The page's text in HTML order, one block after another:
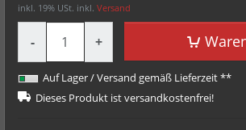
inkl. 19% USt. inkl. Versand
- +
Auf Lager / Versand gemäß Lieferzeit **
Dieses Produkt ist versandkostenfrei!